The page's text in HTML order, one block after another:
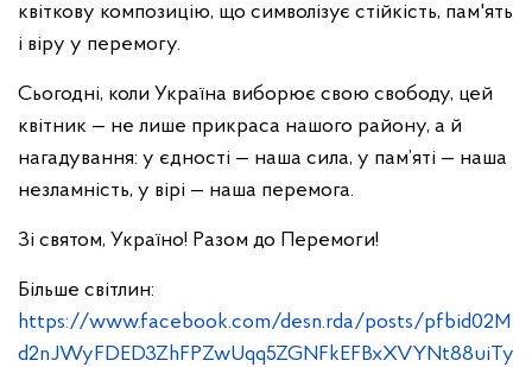
квіткову композицію, що символізує стійкість, пам'ять
і віру у перемогу.
Сьогодні, коли Україна виборює свою свободу, цей
квітник — не лише прикраса нашого району, а й
нагадування: у єдності — наша сила, у пам’яті — наша
незламність, у вірі — наша перемога.
Зі святом, Україно! Разом до Перемоги!
Більше світлин:
https://www.facebook.com/desn.rda/posts/pfbid02M
d2nJWyFDED3ZhFPZwUqq5ZGNFkEFBxXVYNt88uiTy